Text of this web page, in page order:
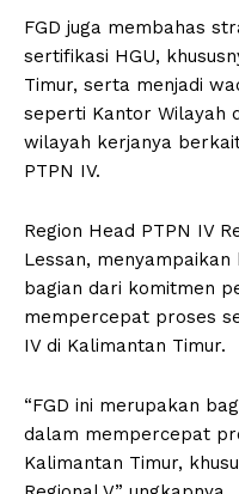
FGD juga membahas
sertifikasi HGU,
Timur, serta menjadi
seperti Kantor Wilayah
wilayah kerjanya
PTPN IV.
Region Head PTPN IV
Lessan,
bagian dari komitmen
mempercepat proses
IV di Kalimantan Timur.
“FGD ini merupakan
dalam mempercepat
Kalimantan Timur,